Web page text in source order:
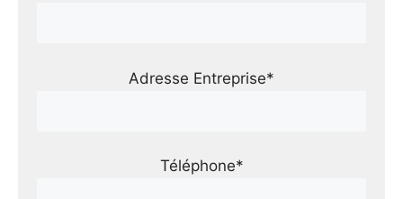
Adresse Entreprise*
Téléphone*